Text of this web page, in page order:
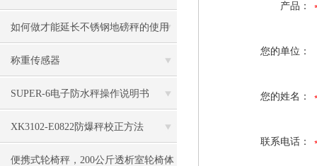
磅秤，3吨地磅低价狂甩
如何做才能延长不锈钢地磅秤的使用
寿命呢?
称重传感器
SUPER-6电子防水秤操作说明书
XK3102-E0822防爆秤校正方法
便携式轮椅秤，200公斤透析室轮椅体
产品：
您的单位：
您的姓名：
联系电话：